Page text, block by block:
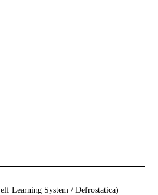
Learning System / Defrostatica)